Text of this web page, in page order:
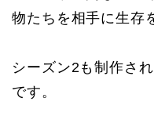
物たちを相手に生存
シーズン2も制作さ
です。